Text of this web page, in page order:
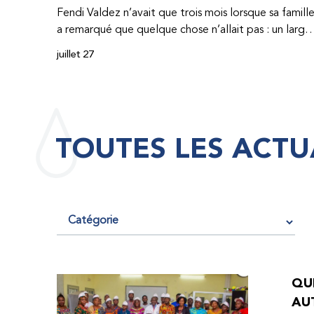
Fendi Valdez n’avait que trois mois lorsque sa famille
a remarqué que quelque chose n’allait pas : un large
hématome était apparu sur son corps. À l’époque,
étaient chers et difficiles à se procurer. Afin que son
saignements, manquait l’école, était hospitalisé, et a
fini par développer des problèmes très graves aux
par le Programme d’aide humanitaire de la
Fédération mondiale de l’hémophilie qu’il a
juillet 27
TOUTES LES